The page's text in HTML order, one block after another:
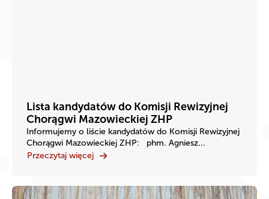
Lista kandydatów do Komisji Rewizyjnej
Chorągwi Mazowieckiej ZHP
Informujemy o liście kandydatów do Komisji Rewizyjnej
Chorągwi Mazowieckiej ZHP: phm. Agniesz...
Przeczytaj więcej